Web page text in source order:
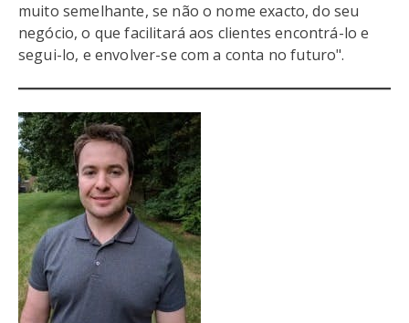
muito semelhante, se não o nome exacto, do seu
negócio, o que facilitará aos clientes encontrá-lo e
segui-lo, e envolver-se com a conta no futuro".